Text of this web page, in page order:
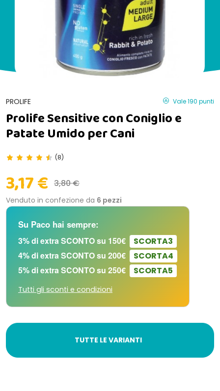
PROLIFE Vale 190 punti
Prolife Sensitive con Coniglio e
Patate Umido per Cani
(8)
3,17 € 3,80 €
Venduto in confezione da 6 pezzi
Su Paco hai sempre:
3% di extra SCONTO su 150€
SCORTA3
4% di extra SCONTO su 200€
SCORTA4
5% di extra SCONTO su 250€
SCORTA5
Tutti gli sconti e condizioni
TUTTE LE VARIANTI